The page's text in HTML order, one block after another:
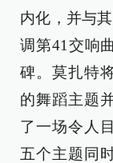
内化，并与
调第41交响
碑。莫扎特
的舞蹈主题
了一场令人
五个主题同